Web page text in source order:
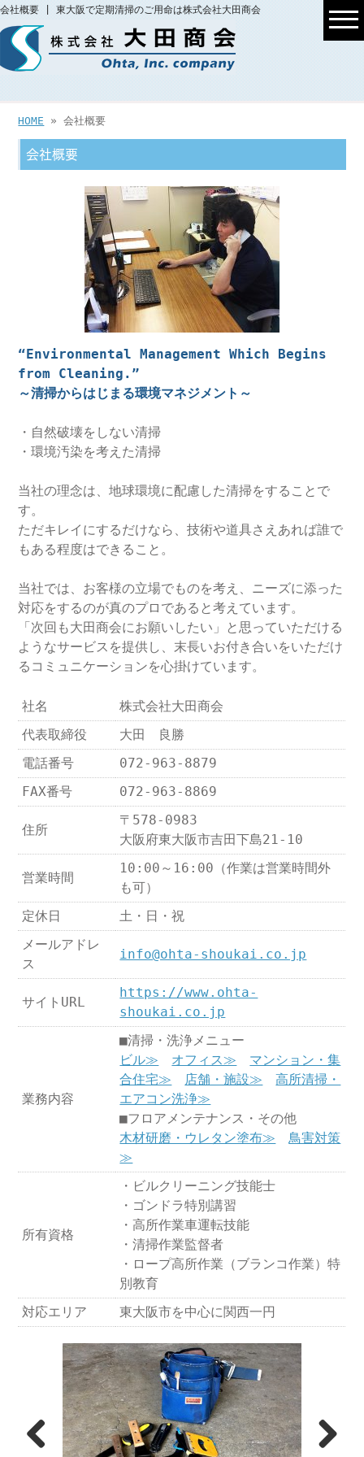
会社概要 | 東大阪で定期清掃のご用命は株式会社大田商会
HOME » 会社概要
会社概要
“Environmental Management Which Begins
from Cleaning.”
～清掃からはじまる環境マネジメント～
・自然破壊をしない清掃
・環境汚染を考えた清掃
当社の理念は、地球環境に配慮した清掃をすることで
す。
ただキレイにするだけなら、技術や道具さえあれば誰で
もある程度はできること。
当社では、お客様の立場でものを考え、ニーズに添った
対応をするのが真のプロであると考えています。
「次回も大田商会にお願いしたい」と思っていただける
ようなサービスを提供し、末長いお付き合いをいただけ
るコミュニケーションを心掛けています。
社名
株式会社大田商会
代表取締役
大田 良勝
電話番号
072-963-8879
FAX番号
072-963-8869
住所
〒578-0983
大阪府東大阪市吉田下島21-10
営業時間
10:00～16:00（作業は営業時間外
も可）
定休日
土・日・祝
メールアドレ
ス
info@ohta-shoukai.co.jp
サイトURL
https://www.ohta-
shoukai.co.jp
業務内容
■清掃・洗浄メニュー
ビル≫
オフィス≫
マンション・集
合住宅≫
店舗・施設≫
高所清掃・
エアコン洗浄≫
■フロアメンテナンス・その他
木材研磨・ウレタン塗布≫
鳥害対策
≫
所有資格
・ビルクリーニング技能士
・ゴンドラ特別講習
・高所作業車運転技能
・清掃作業監督者
・ロープ高所作業（ブランコ作業）特
別教育
対応エリア
東大阪市を中心に関西一円